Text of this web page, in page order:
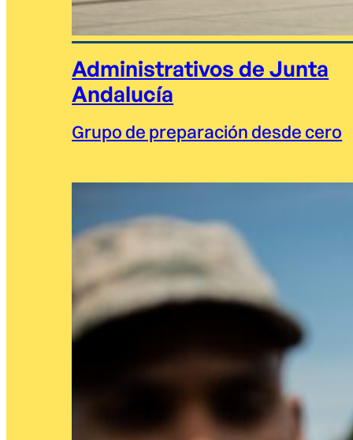
Administrativos de Junta
Andalucía
Grupo de preparación desde cero